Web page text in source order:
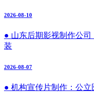
2026-08-10
● 山东后期影视制作公
装
2026-08-07
● 机构宣传片制作：公